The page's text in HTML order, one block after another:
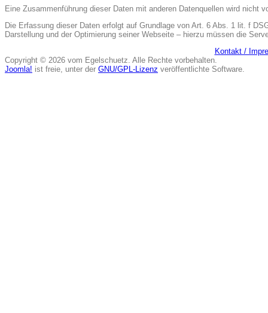
Eine Zusammenführung dieser Daten mit anderen Datenquellen wird nicht
Die Erfassung dieser Daten erfolgt auf Grundlage von Art. 6 Abs. 1 lit. f
Darstellung und der Optimierung seiner Webseite – hierzu müssen die
Kontakt /
Copyright © 2026 vom Egelschuetz. Alle Rechte vorbehalten.
Joomla! ist freie, unter der GNU/GPL-Lizenz veröffentlichte Software.